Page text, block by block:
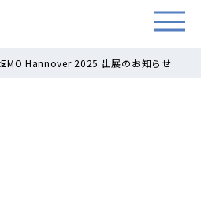
EMO Hannover 2025 出展のお知らせ